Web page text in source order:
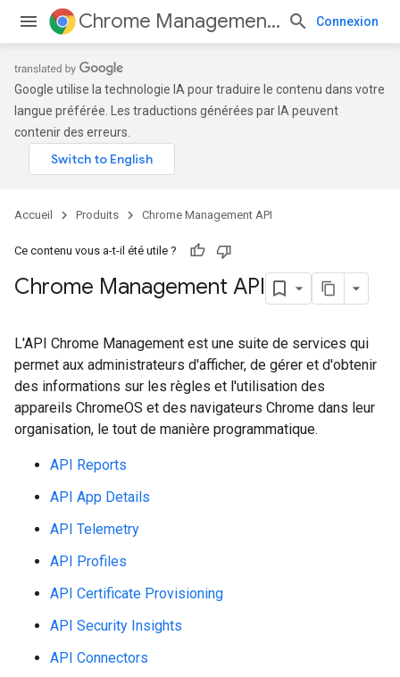
Chrome Management API Connexion
Google utilise la technologie IA pour traduire le contenu dans votre
langue préférée. Les traductions générées par IA peuvent
contenir des erreurs.
Accueil Produits Chrome Management API
Ce contenu vous a-t-il été utile ?
Chrome Management API
L'API Chrome Management est une suite de services qui
permet aux administrateurs d'afficher, de gérer et d'obtenir
des informations sur les règles et l'utilisation des
appareils ChromeOS et des navigateurs Chrome dans leur
organisation, le tout de manière programmatique.
API Reports
API App Details
API Telemetry
API Profiles
API Certificate Provisioning
API Security Insights
API Connectors